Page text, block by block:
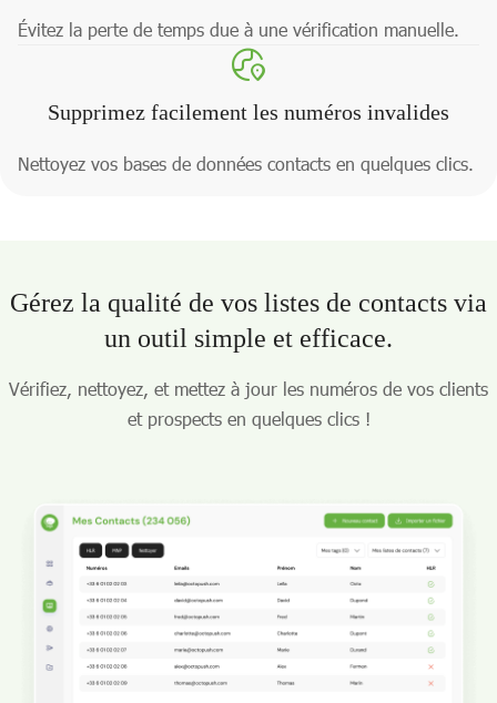
Évitez la perte de temps due à une vérification manuelle.
Supprimez facilement les numéros invalides
Nettoyez vos bases de données contacts en quelques clics.
Gérez la qualité de vos listes de contacts via
un outil simple et efficace.
Vérifiez, nettoyez, et mettez à jour les numéros de vos clients
et prospects en quelques clics !